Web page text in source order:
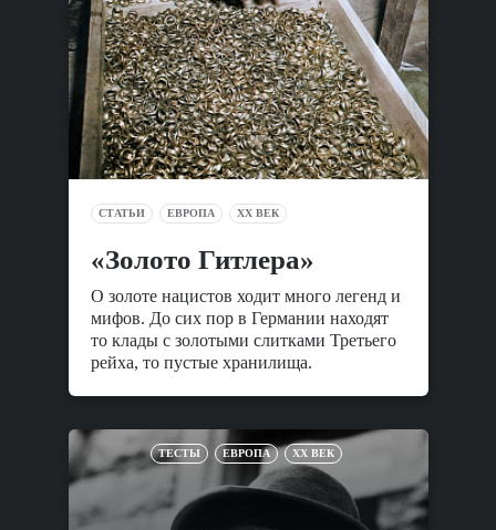
СТАТЬИ ЕВРОПА XX ВЕК
«Золото Гитлера»
О золоте нацистов ходит много легенд и
мифов. До сих пор в Германии находят
то клады с золотыми слитками Третьего
рейха, то пустые хранилища.
ТЕСТЫ ЕВРОПА XX ВЕК